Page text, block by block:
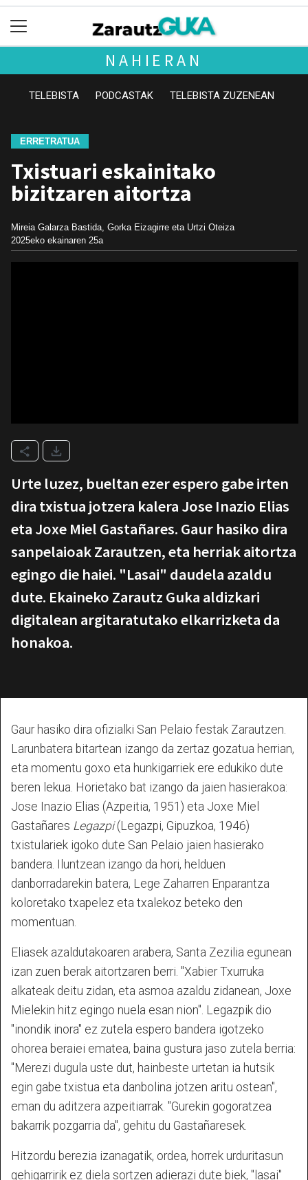
NAHIERAN
TELEBISTA PODCASTAK TELEBISTA ZUZENEAN
ERRETRATUA
Txistuari eskainitako
bizitzaren aitortza
Mireia Galarza Bastida, Gorka Eizagirre eta Urtzi Oteiza
2025eko ekainaren 25a
Urte luzez, bueltan ezer espero gabe irten
dira txistua jotzera kalera Jose Inazio Elias
eta Joxe Miel Gastañares. Gaur hasiko dira
sanpelaioak Zarautzen, eta herriak aitortza
egingo die haiei. "Lasai" daudela azaldu
dute. Ekaineko Zarautz Guka aldizkari
digitalean argitaratutako elkarrizketa da
honakoa.
Gaur hasiko dira ofizialki San Pelaio festak Zarautzen.
Larunbatera bitartean izango da zertaz gozatua herrian,
eta momentu goxo eta hunkigarriek ere edukiko dute
beren lekua. Horietako bat izango da jaien hasierakoa:
Jose Inazio Elias (Azpeitia, 1951) eta Joxe Miel
Gastañares Legazpi(Legazpi, Gipuzkoa, 1946)
txistulariek igoko dute San Pelaio jaien hasierako
bandera. Iluntzean izango da hori, helduen
danborradarekin batera, Lege Zaharren Enparantza
koloretako txapelez eta txalekoz beteko den
momentuan.
Eliasek azaldutakoaren arabera, Santa Zezilia egunean
izan zuen berak aitortzaren berri. "Xabier Txurruka
alkateak deitu zidan, eta asmoa azaldu zidanean, Joxe
Mielekin hitz egingo nuela esan nion". Legazpik dio
"inondik inora" ez zutela espero bandera igotzeko
ohorea beraiei ematea, baina gustura jaso zutela berria:
"Merezi dugula uste dut, hainbeste urtetan ia hutsik
egin gabe txistua eta danbolina jotzen aritu ostean",
eman du aditzera azpeitiarrak. "Gurekin gogoratzea
bakarrik pozgarria da", gehitu du Gastañaresek.
Hitzordu berezia izanagatik, ordea, horrek urduritasun
gehigarririk ez diela sortzen adierazi dute biek, "lasai"